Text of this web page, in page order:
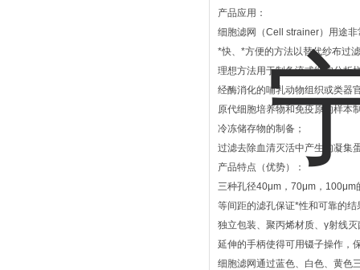
产品应用：
细胞滤网（Cell strainer）用途
*快、*方便的方法以替代纱布过
理想方法用于制备流式细胞分析
经酶消化的哺乳动物组织或类器
原代细胞培养物和免疫原的样本
冷冻储存物的制备；
过滤去除血清灭活中产生的凝集
产品特点（优势）：
三种孔径40μm，70μm，100μm
等间距的滤孔保证*性和可靠的结
独立包装、聚丙烯材质、γ射线
延伸的手柄使得可用镊子操作，
细胞滤网通过蓝色、白色、黄色